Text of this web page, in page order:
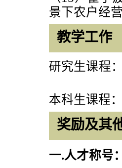
景下农户经
教学工作
研究生课程
本科生课程
奖励及其
一.人才称号